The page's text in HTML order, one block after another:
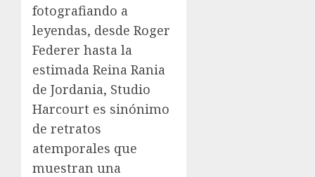
fotografiando a
leyendas, desde Roger
Federer hasta la
estimada Reina Rania
de Jordania, Studio
Harcourt es sinónimo
de retratos
atemporales que
muestran una